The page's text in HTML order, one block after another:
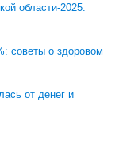
области-2025:
советы о здоровом
от денег и